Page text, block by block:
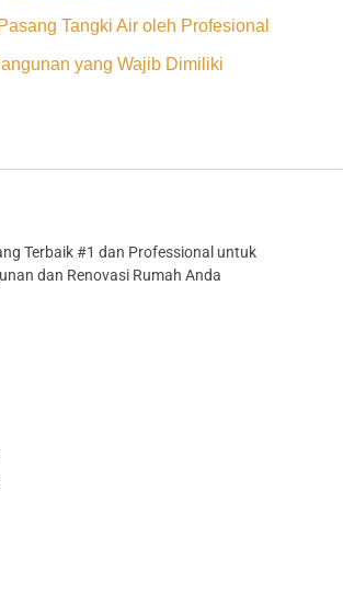
Tangki Air oleh Profesional
yang Wajib Dimiliki
Terbaik #1 dan Professional untuk
dan Renovasi Rumah Anda